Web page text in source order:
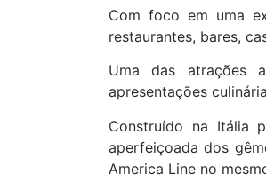
Com foco em uma
restaurantes, bares,
Uma das atrações
apresentações
Construído na Itália
aperfeiçoada dos
America Line no